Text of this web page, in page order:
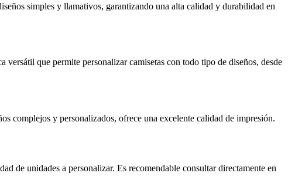
simples y llamativos, garantizando una alta calidad y durabilidad en
que permite personalizar camisetas con todo tipo de diseños, desde
complejos y personalizados, ofrece una excelente calidad de impresión.
de unidades a personalizar. Es recomendable consultar directamente en